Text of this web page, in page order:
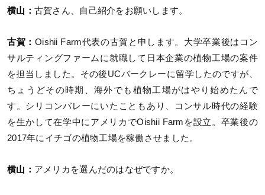
横山： 古賀さん、自己紹介をお願いします。
古賀： Oishii Farm代表の古賀と申します。大学卒業後はコン
サルティングファームに就職して日本企業の植物工場の案件
を担当しました。その後UCバークレーに留学したのですが、
ちょうどその時期、海外でも植物工場がはやり始めたんで
す。シリコンバレーにいたこともあり、コンサル時代の経験
を生かして在学中にアメリカでOishii Farmを設立。卒業後の
2017年にイチゴの植物工場を稼働させました。
横山： アメリカを選んだのはなぜですか。